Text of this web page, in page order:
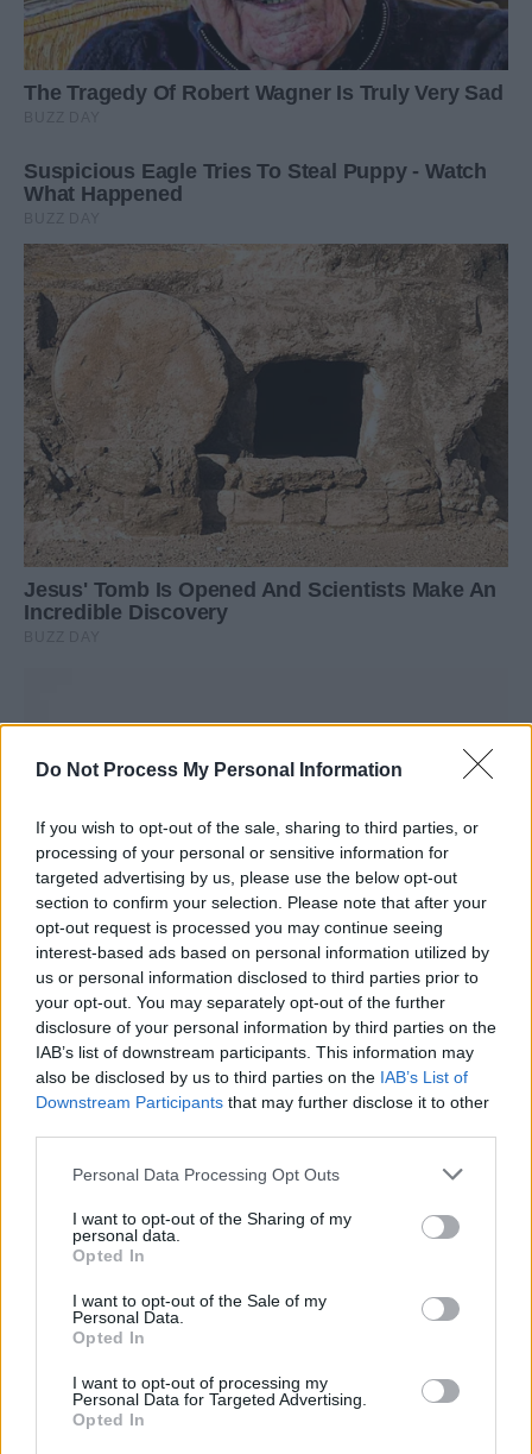
Do Not Process My Personal Information
If you wish to opt-out of the sale, sharing to third parties, or
processing of your personal or sensitive information for
targeted advertising by us, please use the below opt-out
section to confirm your selection. Please note that after your
opt-out request is processed you may continue seeing
interest-based ads based on personal information utilized by
us or personal information disclosed to third parties prior to
your opt-out. You may separately opt-out of the further
disclosure of your personal information by third parties on the
IAB’s list of downstream participants. This information may
also be disclosed by us to third parties on the IAB’s List of
Downstream Participants that may further disclose it to other
Personal Data Processing Opt Outs
I want to opt-out of the Sharing of my
personal data.
Opted In
I want to opt-out of the Sale of my
Personal Data.
Opted In
I want to opt-out of processing my
Personal Data for Targeted Advertising.
Opted In